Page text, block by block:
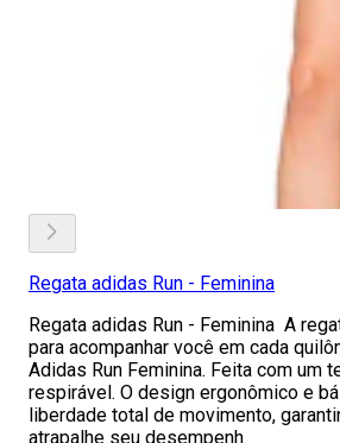
Regata adidas Run - Feminina
Regata adidas Run - Feminina A
para acompanhar você em cada
Adidas Run Feminina. Feita com um
respirável. O design ergonômico e
liberdade total de movimento,
atrapalhe seu desempenh